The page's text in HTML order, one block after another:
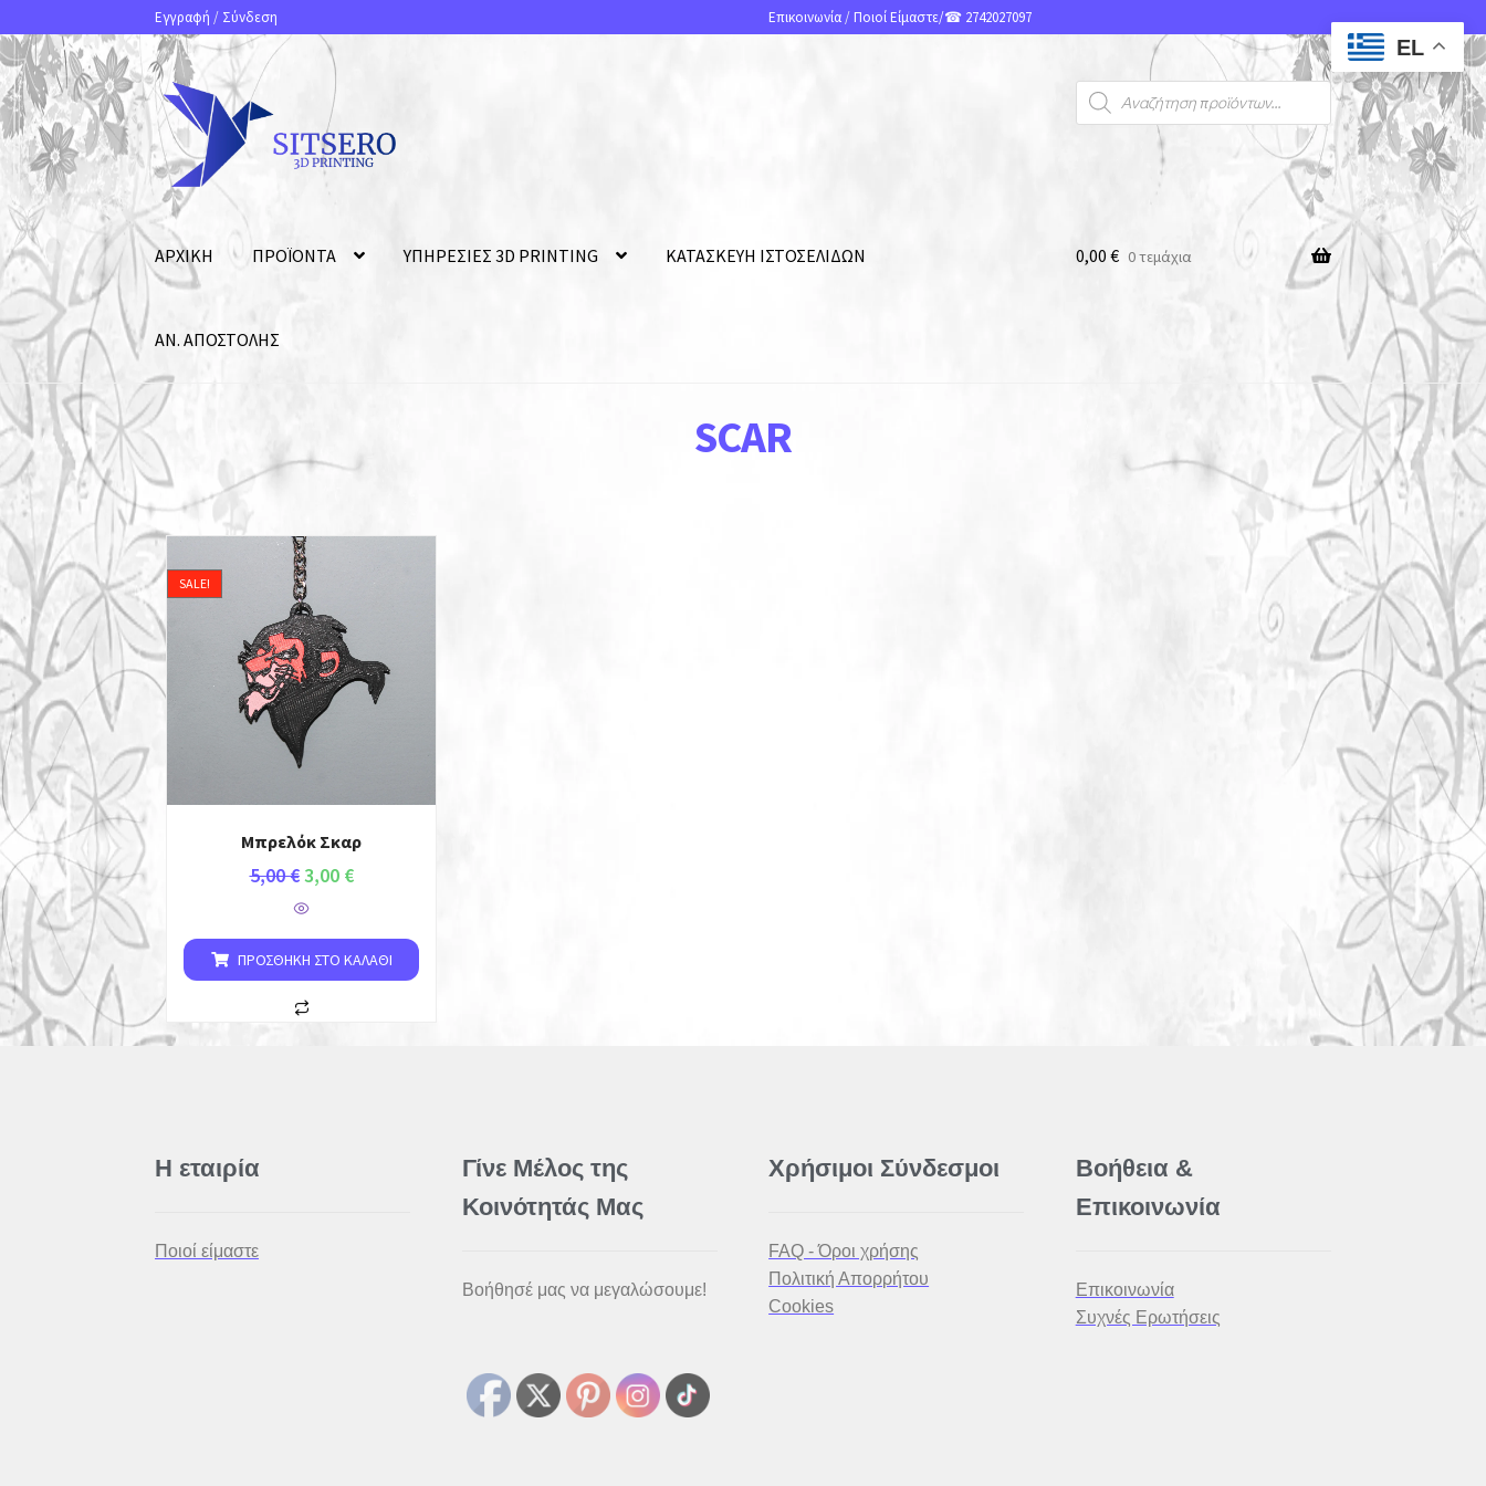
Εγγραφή / Σύνδεση Επικοινωνία/ Ποιοί Είμαστε/☎ 2742027097
ΑΡΧΙΚΗ ΠΡΟΪΟΝΤΑ ΥΠΗΡΕΣΙΕΣ 3D PRINTING ΚΑΤΑΣΚΕΥΗ ΙΣΤΟΣΕΛΙΔΩΝ
ΑΝ. ΑΠΟΣΤΟΛΗΣ
0,00 € 0 τεμάχια
SCAR
Μπρελόκ Σκαρ
SALE!
5,00€3,00 €
ΠΡΟΣΘΉΚΗ ΣΤΟ ΚΑΛΆΘΙ
Η εταιρία
Ποιοί είμαστε
Γίνε Μέλος της
Κοινότητάς Μας
Βοήθησέ μας να μεγαλώσουμε!
Χρήσιμοι Σύνδεσμοι
FAQ - Όροι χρήσης
Πολιτική Απορρήτου
Cookies
Βοήθεια &
Επικοινωνία
Επικοινωνία
Συχνές Ερωτήσεις
EL